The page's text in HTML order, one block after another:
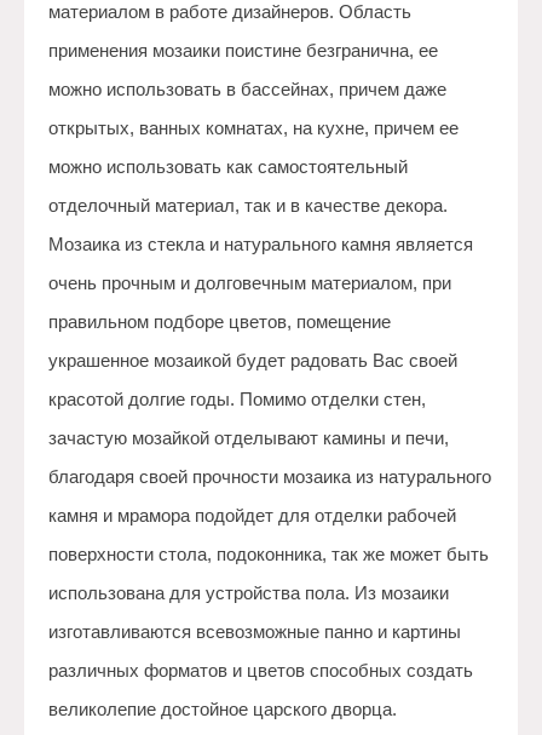
материалом в работе дизайнеров. Область
применения мозаики поистине безгранична, ее
можно использовать в бассейнах, причем даже
открытых, ванных комнатах, на кухне, причем ее
можно использовать как самостоятельный
отделочный материал, так и в качестве декора.
Мозаика из стекла и натурального камня является
очень прочным и долговечным материалом, при
правильном подборе цветов, помещение
украшенное мозаикой будет радовать Вас своей
красотой долгие годы. Помимо отделки стен,
зачастую мозайкой отделывают камины и печи,
благодаря своей прочности мозаика из натурального
камня и мрамора подойдет для отделки рабочей
поверхности стола, подоконника, так же может быть
использована для устройства пола. Из мозаики
изготавливаются всевозможные панно и картины
различных форматов и цветов способных создать
великолепие достойное царского дворца.